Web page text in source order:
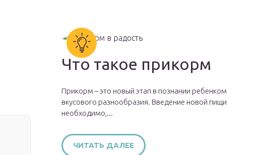
Что такое прикорм
Прикорм – это новый этап в познании ребенком
вкусового разнообразия. Введение новой пищи
необходимо,...
ЧИТАТЬ ДАЛЕЕ